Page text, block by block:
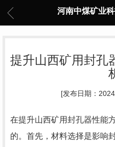
河南中煤矿业
提升山西矿用封孔
[发布日期：
在提升山西矿用封孔器性能
的。首先，材料选择是影响